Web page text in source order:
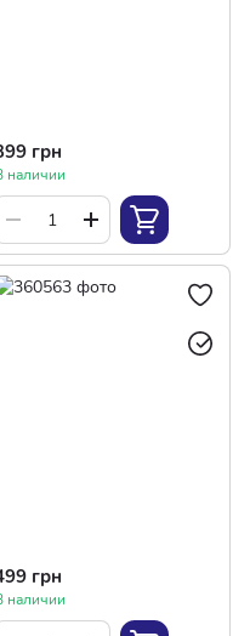
грн
наличии
грн
наличии